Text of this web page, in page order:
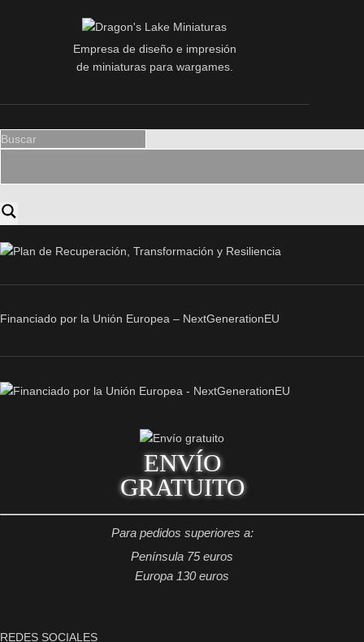
Empresa de diseño e impresión
de miniaturas para wargames.
Financiado por la Unión Europea – NextGenerationEU
ENVÍO
GRATUITO
Para pedidos superiores a:
Península 75 euros
Europa 130 euros
REDES SOCIALES